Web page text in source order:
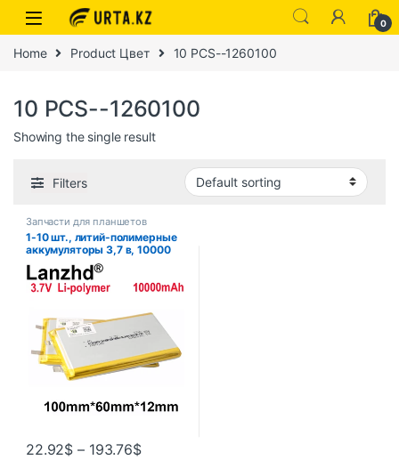
0
Home Product Цвет 10 PCS--1260100
10 PCS--1260100
Showing the single result
Filters
Запчасти для планшетов
1-10 шт., литий-полимерные
аккумуляторы 3,7 в, 10000
мАч, 1260100
22.92$ – 193.76$